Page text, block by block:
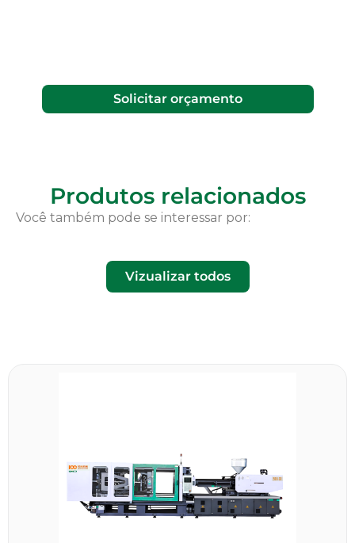
Solicitar orçamento
Produtos relacionados
Você também pode se interessar por:
Vizualizar todos